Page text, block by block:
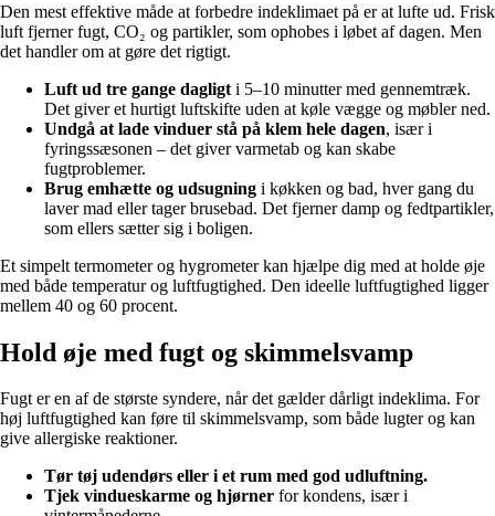
Den mest effektive måde at forbedre indeklimaet på er at lufte ud. Frisk
luft fjerner fugt, CO₂ og partikler, som ophobes i løbet af dagen. Men
det handler om at gøre det rigtigt.
Luft ud tre gange dagligt i 5–10 minutter med gennemtræk.
Det giver et hurtigt luftskifte uden at køle vægge og møbler ned.
Undgå at lade vinduer stå på klem hele dagen, især i
fyringssæsonen – det giver varmetab og kan skabe
fugtproblemer.
Brug emhætte og udsugning i køkken og bad, hver gang du
laver mad eller tager brusebad. Det fjerner damp og fedtpartikler,
som ellers sætter sig i boligen.
Et simpelt termometer og hygrometer kan hjælpe dig med at holde øje
med både temperatur og luftfugtighed. Den ideelle luftfugtighed ligger
mellem 40 og 60 procent.
Hold øje med fugt og skimmelsvamp
Fugt er en af de største syndere, når det gælder dårligt indeklima. For
høj luftfugtighed kan føre til skimmelsvamp, som både lugter og kan
give allergiske reaktioner.
Tør tøj udendørs eller i et rum med god udluftning.
Tjek vindueskarme og hjørner for kondens, især i